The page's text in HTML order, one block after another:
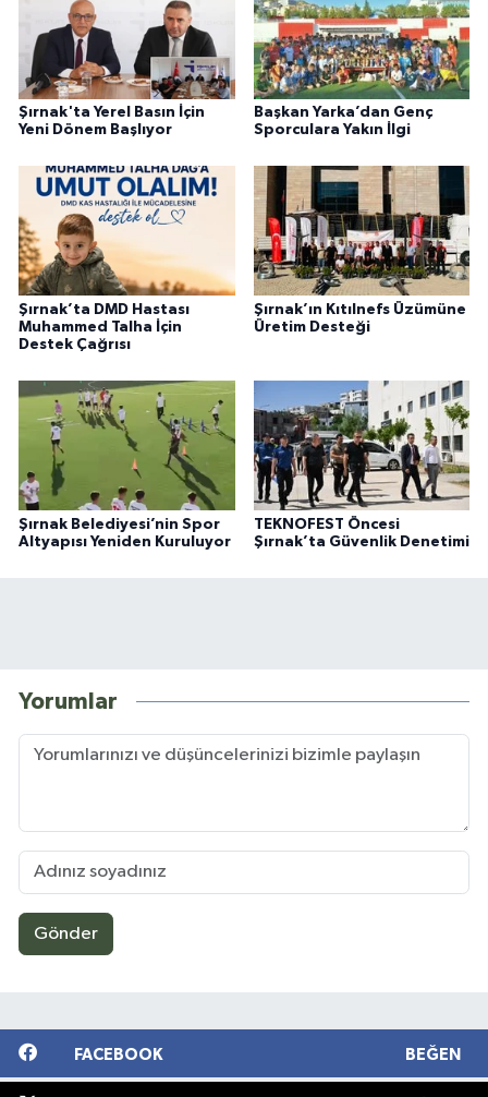
Şırnak'ta Yerel Basın İçin
Yeni Dönem Başlıyor
Başkan Yarka’dan Genç
Sporculara Yakın İlgi
Şırnak’ta DMD Hastası
Muhammed Talha İçin
Destek Çağrısı
Şırnak’ın Kıtılnefs Üzümüne
Üretim Desteği
Şırnak Belediyesi’nin Spor
Altyapısı Yeniden Kuruluyor
TEKNOFEST Öncesi
Şırnak’ta Güvenlik Denetimi
Yorumlar
Gönder
FACEBOOK BEĞEN